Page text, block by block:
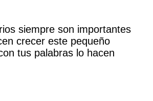
siempre son importantes
crecer este pequeño
tus palabras lo hacen